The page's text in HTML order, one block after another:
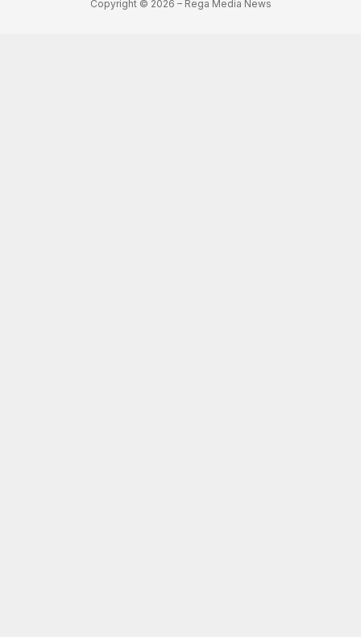
Copyright © 2026 – Rega Media News